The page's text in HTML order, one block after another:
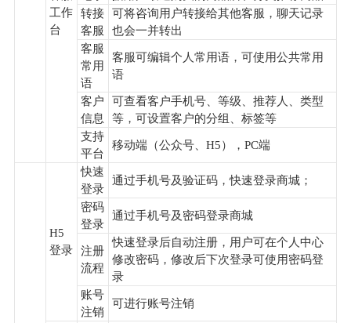
工作
台
转接
客服
可将咨询用户转接给其他客服，聊天记录
也会一并转出
客服
常用
语
客服可编辑个人常用语，可使用公共常用
语
客户
信息
可查看客户手机号、等级、推荐人、类型
等，可设置客户的分组、标签等
支持
平台
移动端（公众号、H5），PC端
H5
登录
快速
登录
通过手机号及验证码，快速登录商城；
密码
登录
通过手机号及密码登录商城
注册
流程
快速登录后自动注册，用户可在个人中心
修改密码，修改后下次登录可使用密码登
录
账号
注销
可进行账号注销